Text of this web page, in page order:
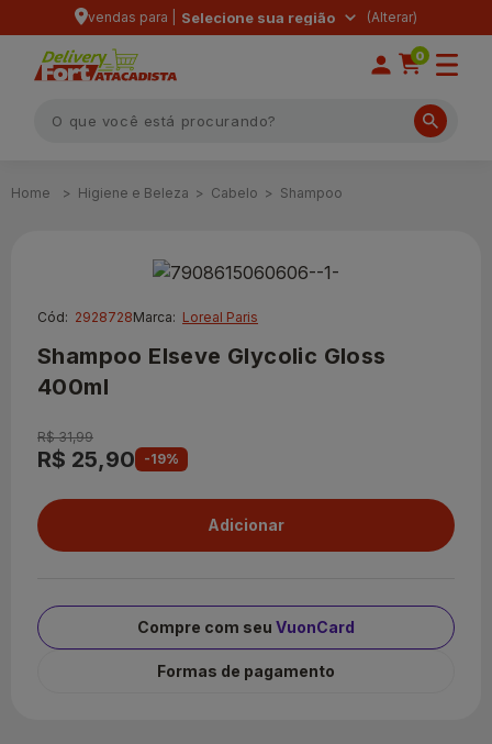
vendas para | Selecione sua região
0
Higiene e Beleza Cabelo Shampoo
Cód: 2928728Marca: Loreal Paris
Shampoo Elseve Glycolic Gloss
400ml
R$ 31,99
R$ 25,90 -19%
Compre com seu VuonCard
Formas de pagamento